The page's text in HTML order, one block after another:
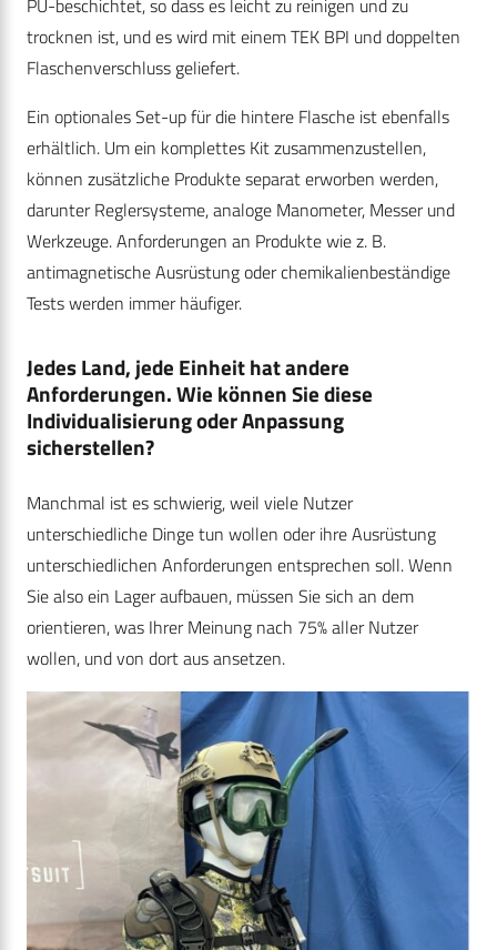
trocknen ist, und es wird mit einem TEK BPI und doppelten
Flaschenverschluss geliefert.
Ein optionales Set-up für die hintere Flasche ist ebenfalls
erhältlich. Um ein komplettes Kit zusammenzustellen,
können zusätzliche Produkte separat erworben werden,
darunter Reglersysteme, analoge Manometer, Messer und
Werkzeuge. Anforderungen an Produkte wie z. B.
antimagnetische Ausrüstung oder chemikalienbeständige
Tests werden immer häufiger.
Jedes Land, jede Einheit hat andere
Anforderungen. Wie können Sie diese
Individualisierung oder Anpassung
sicherstellen?
Manchmal ist es schwierig, weil viele Nutzer
unterschiedliche Dinge tun wollen oder ihre Ausrüstung
unterschiedlichen Anforderungen entsprechen soll. Wenn
Sie also ein Lager aufbauen, müssen Sie sich an dem
orientieren, was Ihrer Meinung nach 75% aller Nutzer
wollen, und von dort aus ansetzen.